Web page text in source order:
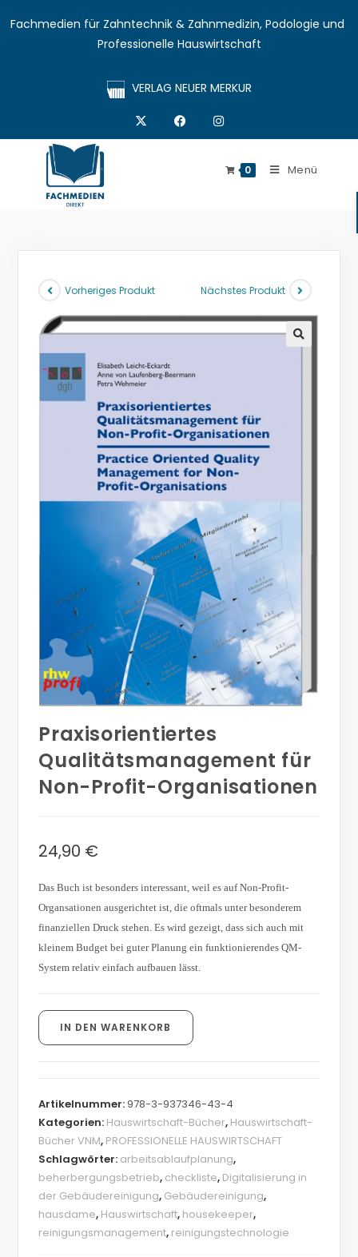
Fachmedien für Zahntechnik & Zahnmedizin, Podologie und
Professionelle Hauswirtschaft
VERLAG NEUER MERKUR
0 Menü
Vorheriges Produkt Nächstes Produkt
Praxisorientiertes
Qualitätsmanagement für
Non-Profit-Organisationen
24,90 €
Das Buch ist besonders interessant, weil es auf Non-Profit-
Organsationen ausgerichtet ist, die oftmals unter besonderem
finanziellen Druck stehen. Es wird gezeigt, dass sich auch mit
kleinem Budget bei guter Planung ein funktionierendes QM-
System relativ einfach aufbauen lässt.
IN DEN WARENKORB
Artikelnummer:978-3-937346-43-4
Kategorien: Hauswirtschaft-Bücher, Hauswirtschaft-
Bücher VNM, PROFESSIONELLE HAUSWIRTSCHAFT
Schlagwörter: arbeitsablaufplanung,
beherbergungsbetrieb, checkliste, Digitalisierung in
der Gebäudereinigung, Gebäudereinigung,
hausdame, Hauswirtschaft, housekeeper,
reinigungsmanagement, reinigungstechnologie